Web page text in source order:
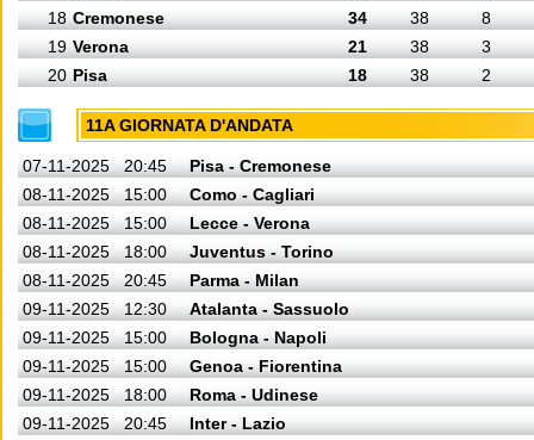
18 Cremonese 34 38
8
19 Verona 21 38
3
20 Pisa 18 38 2
11A GIORNATA D'ANDATA
07-11-2025 20:45
Pisa - Cremonese
08-11-2025
15:00
Como - Cagliari
08-11-2025
15:00
Lecce - Verona
08-11-2025
18:00
Juventus - Torino
08-11-2025
20:45
Parma - Milan
09-11-2025
12:30
Atalanta - Sassuolo
09-11-2025
15:00
Bologna - Napoli
09-11-2025
15:00
Genoa - Fiorentina
09-11-2025
18:00
Roma - Udinese
09-11-2025
20:45 Inter - Lazio